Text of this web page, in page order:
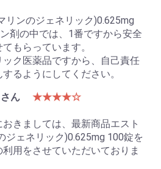
リンのジェネリック)0.625mg
剤の中では、1番ですから安全
もらっています。
ック医薬品ですから、自己責任
るようにしてください。
ん
★★★★☆
きましては、最新商品エスト
ジェネリック)0.625mg 100錠を
用をさせていただいておりま